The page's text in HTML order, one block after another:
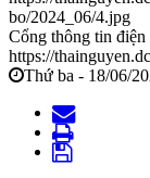
bo/2024_06/4.jpg
Cổng thông tin
https://
Thứ ba - 18/06/